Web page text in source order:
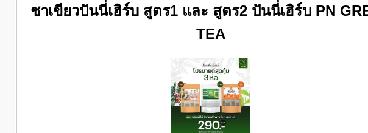
ชาเขียวปันนี่เฮิร์บ สูตร1 และ สูตร2 ปันนี่เฮิร์บ PN
TEA